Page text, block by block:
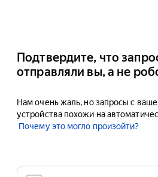
Подтвердите, что
отправляли вы, а не
Нам очень жаль, но запросы с
устройства похожи на
Почему это могло произойти?